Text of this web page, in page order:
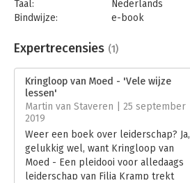
Taal:
Nederlands
Bindwijze:
e-book
Bestandsformaat:
epub
Uitgever:
Warden Press
Druk:
1
Verschijningsdatum:
4-9-2019
Hoofdrubriek: Leiderschap
Expertrecensies (1)
Kringloop van Moed - 'Vele wijze
lessen'
Martin van Staveren | 25 september
2019
Weer een boek over leiderschap? Ja,
gelukkig wel, want Kringloop van
Moed - Een pleidooi voor alledaags
leiderschap van Filia Kramp trekt